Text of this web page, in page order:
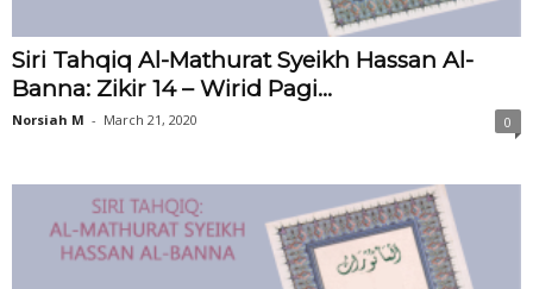
Siri Tahqiq Al-Mathurat Syeikh Hassan Al-
Banna: Zikir 14 – Wirid Pagi...
Norsiah M - March 21, 2020 0